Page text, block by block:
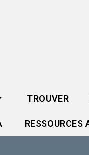
TROUVER
RESSOURCES